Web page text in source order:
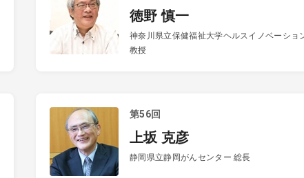
徳野 慎一
神奈川県立保健福祉大学ヘルスイノベーショ
教授
第56回
上坂 克彦
静岡県立静岡がんセンター 総長